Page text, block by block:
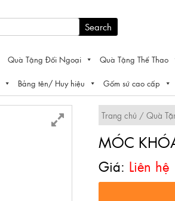
Search
Quà Tặng Đối Ngoại Quà Tặng Thể Thao
Bảng tên/ Huy hiệu Gốm sứ cao cấp
Trang chủ /Quà
MÓC
Liên hệ